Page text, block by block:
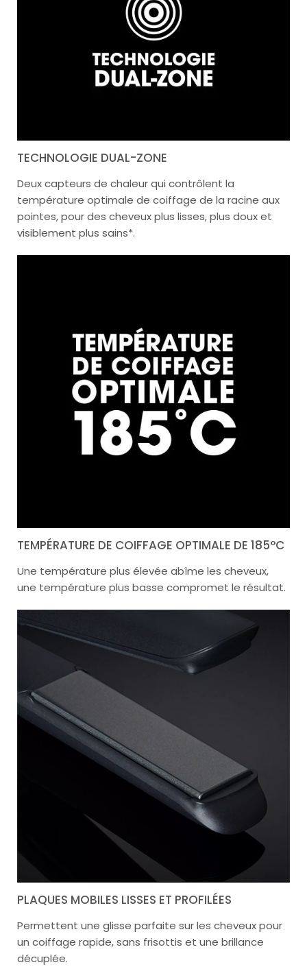
TECHNOLOGIE DUAL-ZONE
Deux capteurs de chaleur qui contrôlent la
température optimale de coiffage de la racine aux
pointes, pour des cheveux plus lisses, plus doux et
visiblement plus sains*.
TEMPÉRATURE DE COIFFAGE OPTIMALE DE 185°C
Une température plus élevée abîme les cheveux,
une température plus basse compromet le résultat.
PLAQUES MOBILES LISSES ET PROFILÉES
Permettent une glisse parfaite sur les cheveux pour
un coiffage rapide, sans frisottis et une brillance
décuplée.